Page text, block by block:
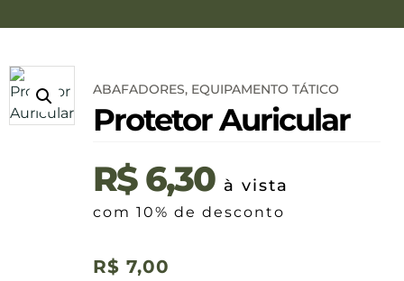
ABAFADORES, EQUIPAMENTO TÁTICO
Protetor Auricular
R$6,30 à vista
com 10% de desconto
R$ 7,00